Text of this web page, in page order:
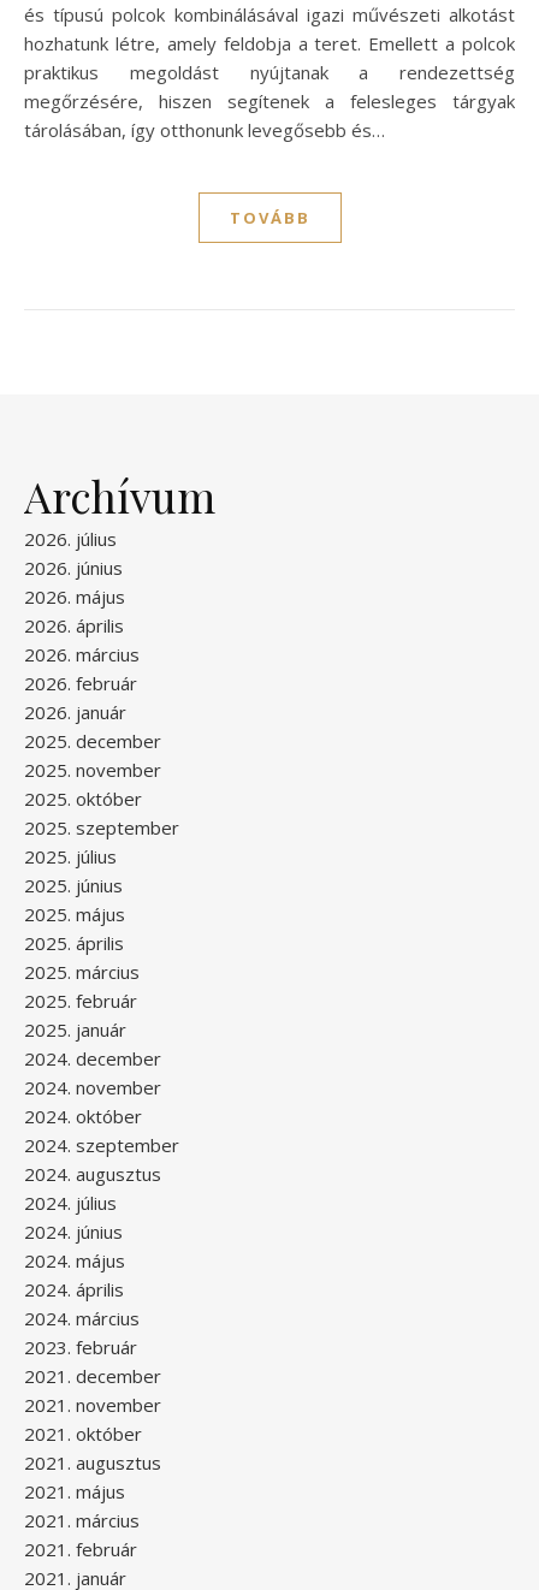
és típusú polcok kombinálásával igazi művészeti alkotást
hozhatunk létre, amely feldobja a teret. Emellett a polcok
praktikus megoldást nyújtanak a rendezettség
megőrzésére, hiszen segítenek a felesleges tárgyak
tárolásában, így otthonunk levegősebb és…
TOVÁBB
Archívum
2026. július
2026. június
2026. május
2026. április
2026. március
2026. február
2026. január
2025. december
2025. november
2025. október
2025. szeptember
2025. július
2025. június
2025. május
2025. április
2025. március
2025. február
2025. január
2024. december
2024. november
2024. október
2024. szeptember
2024. augusztus
2024. július
2024. június
2024. május
2024. április
2024. március
2023. február
2021. december
2021. november
2021. október
2021. augusztus
2021. május
2021. március
2021. február
2021. január